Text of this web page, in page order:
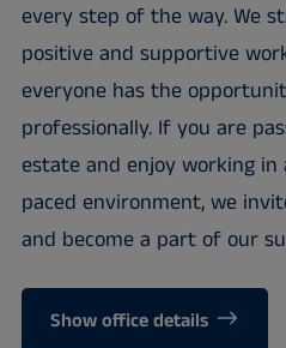
every step of the way. We
positive and supportive
everyone has the
professionally. If you are
estate and enjoy working
paced environment, we
and become a part of our
Show office details